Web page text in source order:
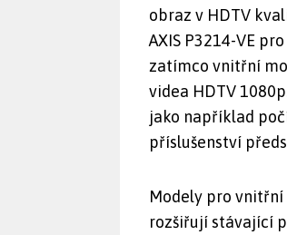
obraz v HDTV
AXIS P3214-VE
zatímco vnitřní
videa HDTV
jako například
příslušenství
Modely pro vnitřní
rozšiřují stávající